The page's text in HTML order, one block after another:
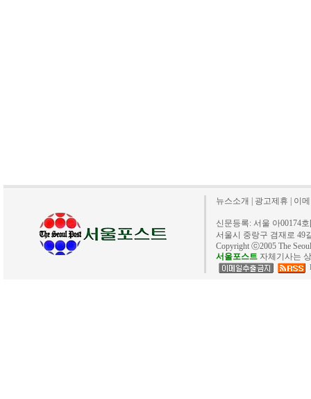
뉴스소개 광고제휴 이
신문등록: 서울 아00174
서울시 중랑구 겸재로 49
Copyright ⓒ2005 The
서울포스트 자체기사는